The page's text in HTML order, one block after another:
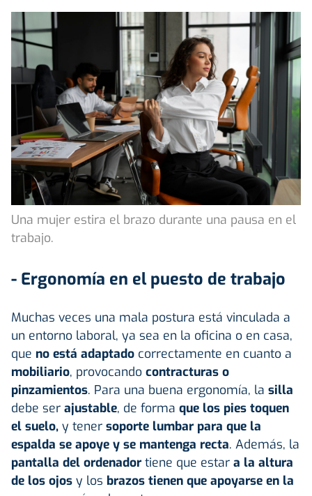
Una mujer estira el brazo durante una pausa en el
trabajo.
- Ergonomía en el puesto de trabajo
Muchas veces una mala postura está vinculada a
un entorno laboral, ya sea en la oficina o en casa,
que no está adaptado correctamente en cuanto a
mobiliario, provocando contracturas o
pinzamientos. Para una buena ergonomía, la silla
debe ser ajustable, de forma que los pies toquen
el suelo, y tener soporte lumbar para que la
espalda se apoye y se mantenga recta. Además, la
pantalla del ordenador tiene que estar a la altura
de los ojos y los brazos tienen que apoyarse en la